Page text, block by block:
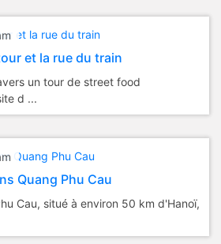
et la rue du train
un tour de street food
d ...
Quang Phu Cau
Cau, situé à environ 50 km d'Hanoï,